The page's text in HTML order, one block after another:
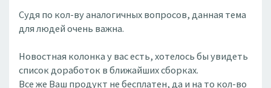
Судя по кол-ву аналогичных вопросов, данная тема
для людей очень важна.
Новостная колонка у вас есть, хотелось бы увидеть
список доработок в ближайших сборках.
Все же Ваш продукт не бесплатен, да и на то кол-во